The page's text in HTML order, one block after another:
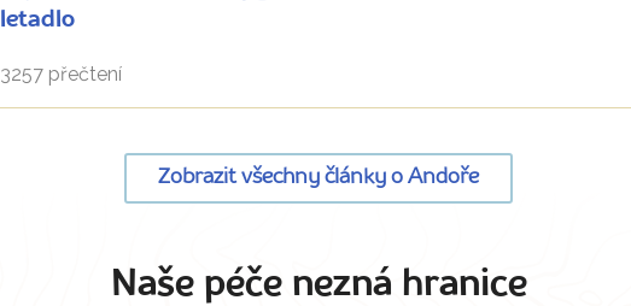
letadlo
3257 přečtení
Zobrazit všechny články o Andoře
Naše péče nezná hranice